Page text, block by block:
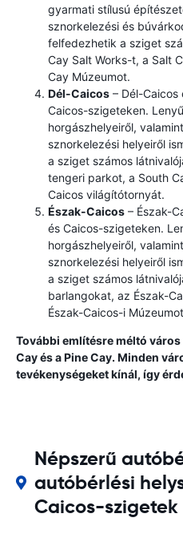
gyarmati stílusú
sznorkelezési és
felfedezhetik a sziget
Cay Salt Works-t, a Salt
Cay Múzeumot.
Dél-Caicos – Dél-
Caicos-szigeteken.
horgászhelyeiről,
sznorkelezési helyeiről
a sziget számos
tengeri parkot, a South
Caicos világítótornyát.
Észak-Caicos – Észak-
és Caicos-szigeteken.
horgászhelyeiről,
sznorkelezési helyeiről
a sziget számos
barlangokat, az Észak-
Észak-Caicos-i
További említésre méltó
Cay és a Pine Cay. Minden
tevékenységeket kínál, így
Népszerű
autóbérlési
Caicos-szigetek